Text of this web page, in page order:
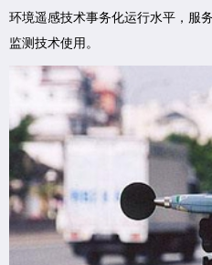
环境遥感技术事务化运行水平，服
监测技术使用。